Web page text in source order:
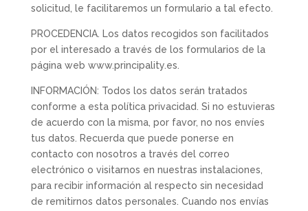
solicitud, le facilitaremos un formulario a tal efecto.
PROCEDENCIA. Los datos recogidos son facilitados
por el interesado a través de los formularios de la
página web www.principality.es.
INFORMACIÓN: Todos los datos serán tratados
conforme a esta política privacidad. Si no estuvieras
de acuerdo con la misma, por favor, no nos envíes
tus datos. Recuerda que puede ponerse en
contacto con nosotros a través del correo
electrónico o visitarnos en nuestras instalaciones,
para recibir información al respecto sin necesidad
de remitirnos datos personales. Cuando nos envías